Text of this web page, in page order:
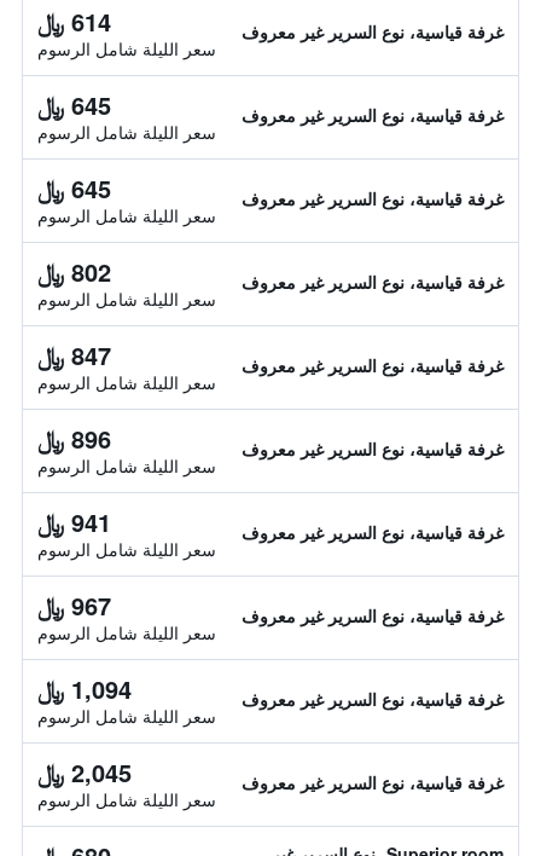
غرفة قياسية، نوع السرير غير معروف 614 ﷼
سعر الليلة شامل الرسوم
غرفة قياسية، نوع السرير غير معروف 645 ﷼
سعر الليلة شامل الرسوم
غرفة قياسية، نوع السرير غير معروف 645 ﷼
سعر الليلة شامل الرسوم
غرفة قياسية، نوع السرير غير معروف 802 ﷼
سعر الليلة شامل الرسوم
غرفة قياسية، نوع السرير غير معروف 847 ﷼
سعر الليلة شامل الرسوم
غرفة قياسية، نوع السرير غير معروف 896 ﷼
سعر الليلة شامل الرسوم
غرفة قياسية، نوع السرير غير معروف 941 ﷼
سعر الليلة شامل الرسوم
غرفة قياسية، نوع السرير غير معروف 967 ﷼
سعر الليلة شامل الرسوم
غرفة قياسية، نوع السرير غير معروف 1,094 ﷼
سعر الليلة شامل الرسوم
غرفة قياسية، نوع السرير غير معروف 2,045 ﷼
سعر الليلة شامل الرسوم